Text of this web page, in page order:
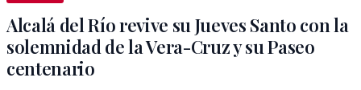
Alcalá del Río revive su Jueves Santo con la
solemnidad de la Vera-Cruz y su Paseo
centenario